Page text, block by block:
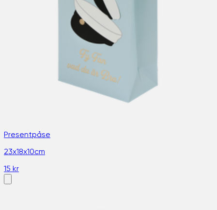
Presentpåse
23x18x10cm
15 kr